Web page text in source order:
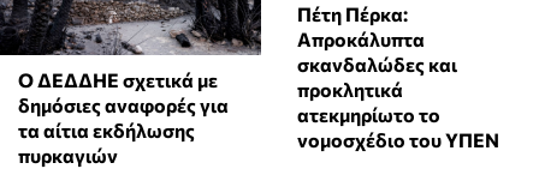
Ο ΔΕΔΔΗΕ σχετικά με
δημόσιες αναφορές για
τα αίτια εκδήλωσης
πυρκαγιών
Πέτη Πέρκα:
Απροκάλυπτα
σκανδαλώδες και
προκλητικά
ατεκμηρίωτο το
νομοσχέδιο του ΥΠΕΝ